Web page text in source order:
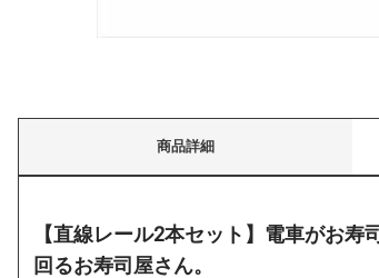
商品詳細
【直線レール2本セット】電車がお寿
回るお寿司屋さん。